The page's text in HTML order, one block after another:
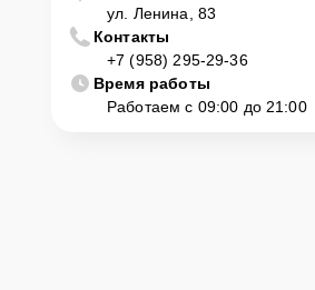
ул. Ленина, 83
Контакты
+7 (958) 295-29-36
Время работы
Работаем с 09:00 до 21:00